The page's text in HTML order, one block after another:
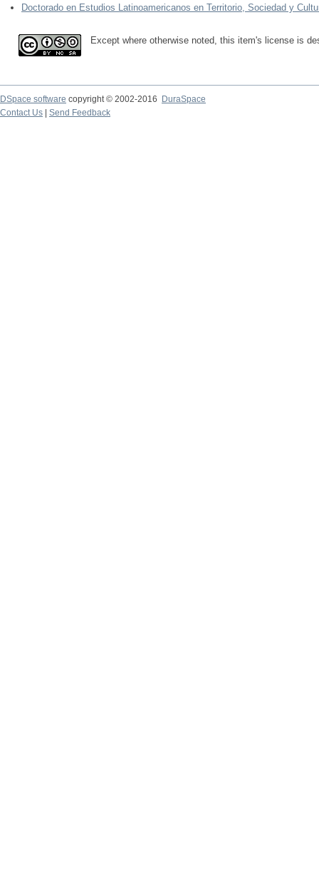
Doctorado en Estudios Latinoamericanos en Territorio, Sociedad y
Except where otherwise noted, this item's license is
DSpace software copyright © 2002-2016
DuraSpace
Contact Us
Send Feedback